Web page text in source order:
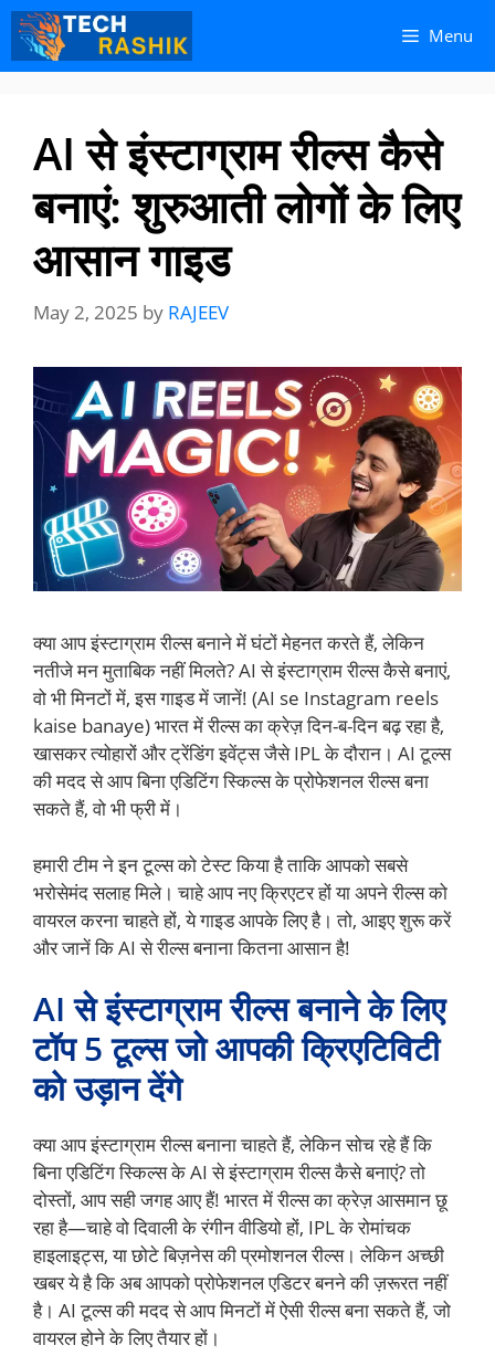
Skip
content
Skip
content
Menu
AI से इंस्टाग्राम रील्स कैसे
बनाएं: शुरुआती लोगों के लिए
आसान गाइड
May 2, 2025 by RAJEEV
क्या आप इंस्टाग्राम रील्स बनाने में घंटों मेहनत करते हैं, लेकिन
नतीजे मन मुताबिक नहीं मिलते? AI से इंस्टाग्राम रील्स कैसे बनाएं,
वो भी मिनटों में, इस गाइड में जानें! (AI se Instagram reels
kaise banaye) भारत में रील्स का क्रेज़ दिन-ब-दिन बढ़ रहा है,
खासकर त्योहारों और ट्रेंडिंग इवेंट्स जैसे IPL के दौरान। AI टूल्स
की मदद से आप बिना एडिटिंग स्किल्स के प्रोफेशनल रील्स बना
सकते हैं, वो भी फ्री में।
हमारी टीम ने इन टूल्स को टेस्ट किया है ताकि आपको सबसे
भरोसेमंद सलाह मिले। चाहे आप नए क्रिएटर हों या अपने रील्स को
वायरल करना चाहते हों, ये गाइड आपके लिए है। तो, आइए शुरू करें
और जानें कि AI से रील्स बनाना कितना आसान है!
AI से इंस्टाग्राम रील्स बनाने के लिए
टॉप 5 टूल्स जो आपकी क्रिएटिविटी
को उड़ान देंगे
क्या आप इंस्टाग्राम रील्स बनाना चाहते हैं, लेकिन सोच रहे हैं कि
बिना एडिटिंग स्किल्स के AI से इंस्टाग्राम रील्स कैसे बनाएं? तो
दोस्तों, आप सही जगह आए हैं! भारत में रील्स का क्रेज़ आसमान छू
रहा है—चाहे वो दिवाली के रंगीन वीडियो हों, IPL के रोमांचक
हाइलाइट्स, या छोटे बिज़नेस की प्रमोशनल रील्स। लेकिन अच्छी
खबर ये है कि अब आपको प्रोफेशनल एडिटर बनने की ज़रूरत नहीं
है। AI टूल्स की मदद से आप मिनटों में ऐसी रील्स बना सकते हैं, जो
वायरल होने के लिए तैयार हों।